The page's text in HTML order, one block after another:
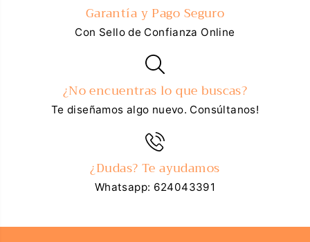
Garantía y Pago Seguro
Con Sello de Confianza Online
¿No encuentras lo que buscas?
Te diseñamos algo nuevo. Consúltanos!
¿Dudas? Te ayudamos
Whatsapp: 624043391